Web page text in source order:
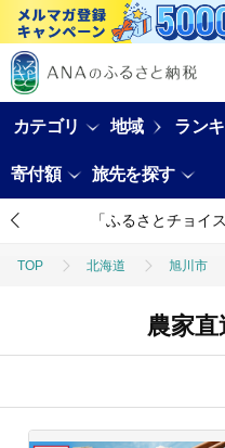
カテゴリ 地域 ラン
寄付額 旅先を探す
「ふるさとチョイ
TOP 北海道 旭川市
農家